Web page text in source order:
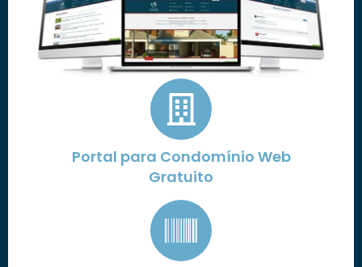
Portal para Condomínio Web
Gratuito